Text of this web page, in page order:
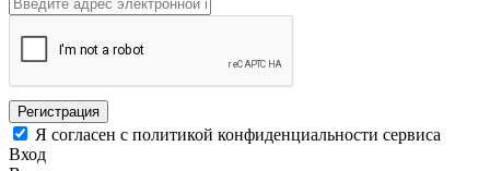
Регистрация
Я согласен с политикой конфиденциальности сервиса
Вход